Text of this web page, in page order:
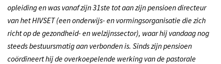
opleiding en was vanaf zijn 31ste tot aan zijn pensioen directeur
van het HIVSET (een onderwijs- en vormingsorganisatie die zich
richt op de gezondheid- en welzijnssector), waar hij vandaag nog
steeds bestuursmatig aan verbonden is. Sinds zijn pensioen
coördineert hij de overkoepelende werking van de pastorale